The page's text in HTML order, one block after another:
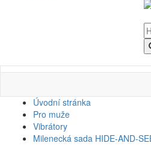
Úvodní stránka
Pro muže
Vibrátory
Milenecká sada HIDE-AND-